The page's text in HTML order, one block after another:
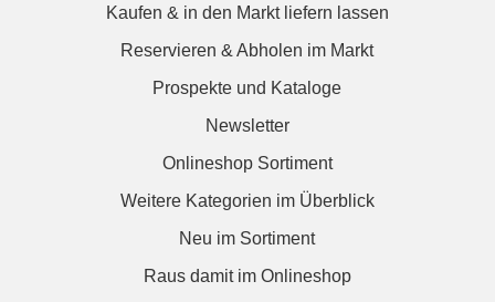
Kaufen & in den Markt liefern lassen
Reservieren & Abholen im Markt
Prospekte und Kataloge
Newsletter
Onlineshop Sortiment
Weitere Kategorien im Überblick
Neu im Sortiment
Raus damit im Onlineshop